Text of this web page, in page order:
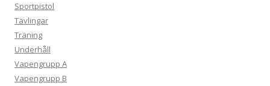
Sportpistol
Tävlingar
Träning
Underhåll
Vapengrupp A
Vapengrupp B